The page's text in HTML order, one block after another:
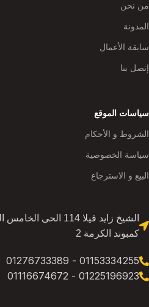
من نحن
المدونة
سابقة الأعمال
إتصل بنا
سياسات الموقع
الشروط و الأحكام
سياسة الخصوصية
البيع و الاسترجاع
الشيخ زايد فيلا 114
كمبوند الكرمة 2
01153334255 - 01276733389
01225196923 - 01116674672